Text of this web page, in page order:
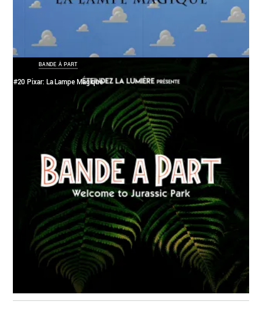
BANDE À PART
#20 Pixar: La Lampe Magique
BANDE À PART